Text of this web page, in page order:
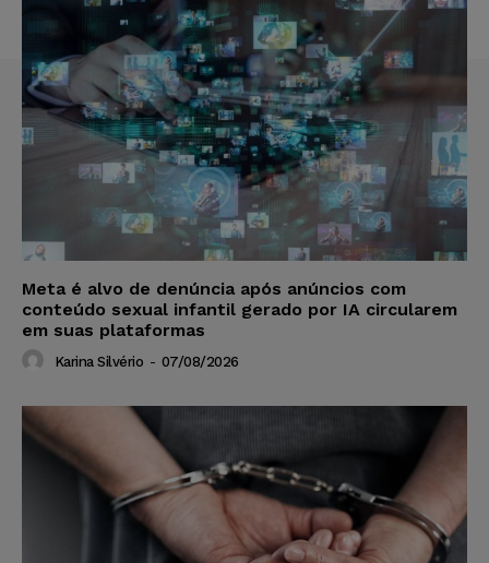
Meta é alvo de denúncia após anúncios com
conteúdo sexual infantil gerado por IA circularem
em suas plataformas
Karina Silvério - 07/08/2026